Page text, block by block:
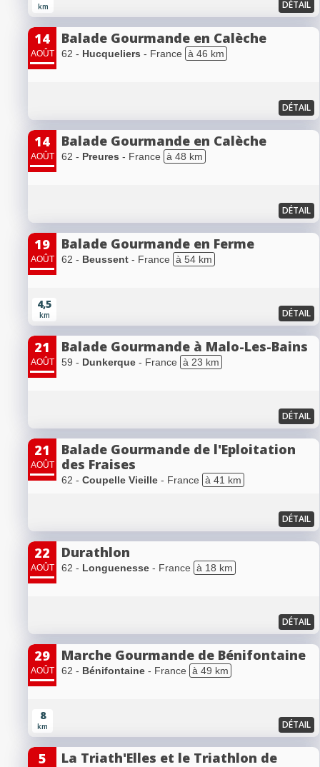
km DÉTAIL
14
AOÛT
Balade Gourmande en Calèche
62 - Hucqueliers - France à 46 km
DÉTAIL
14
AOÛT
Balade Gourmande en Calèche
62 - Preures - France à 48 km
DÉTAIL
19
AOÛT
Balade Gourmande en Ferme
62 - Beussent - France à 54 km
4,5
km DÉTAIL
21
AOÛT
Balade Gourmande à Malo-Les-Bains
59 - Dunkerque - France à 23 km
DÉTAIL
21
AOÛT
Balade Gourmande de l'Eploitation
des Fraises
62 - Coupelle Vieille - France à 41 km
DÉTAIL
22
AOÛT
Durathlon
62 - Longuenesse - France à 18 km
DÉTAIL
29
AOÛT
Marche Gourmande de Bénifontaine
62 - Bénifontaine - France à 49 km
8
km DÉTAIL
5
La Triath'Elles et le Triathlon de